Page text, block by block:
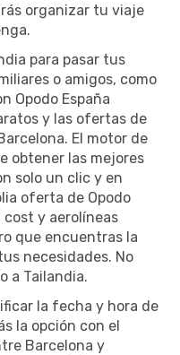
organizar tu viaje
para pasar tus
o amigos, como
Opodo España
y las ofertas de
El motor de
obtener las mejores
solo un clic y en
oferta de Opodo
cost y aerolíneas
que encuentras la
necesidades. No
a Tailandia.
la fecha y hora de
la opción con el
Barcelona y